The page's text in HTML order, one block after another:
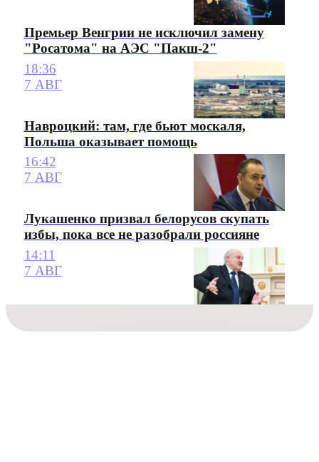
Премьер Венгрии не исключил замену
"Росатома" на АЭС "Пакш-2"
18:36
7 АВГ
Навроцкий: там, где бьют москаля,
Польша оказывает помощь
16:42
7 АВГ
Лукашенко призвал белорусов скупать
избы, пока все не разобрали россияне
14:11
7 АВГ